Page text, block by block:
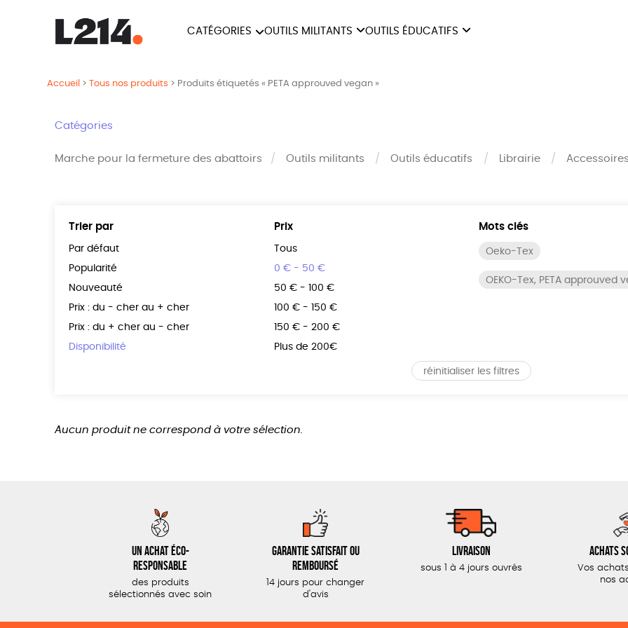
CATÉGORIES
FERMETURE DES ABATTOIRS
OUTILS MILITANTS
OUTILS MILITANTS
CARTES
OUTILS ÉDUCATIFS
POSTERS ÉDUCATIFS
Accueil >Tous nos produits > Produits étiquetés « PETA approuved vegan »
Catégories
Marche pour la fermeture des abattoirs Outils militants Outils éducatifs Librairie Accessoires
Trier par
Par défaut
Popularité
Nouveauté
Prix : du - cher au + cher
Prix : du + cher au - cher
Disponibilité
Prix
Tous
0 € - 50 €
50 € - 100 €
100 € - 150 €
150 € - 200 €
Plus de 200€
Mots clés
Oeko-Tex
OEKO-Tex, PETA approuved
réinitialiser les filtres
Aucun produit ne correspond à votre sélection.
Un achat éco-
responsable
des produits
sélectionnés avec soin
Garantie satisfait ou
remboursé
14 jours pour changer
d'avis
Livraison
sous 1 à 4 jours ouvrés
Achats
Vos
nos